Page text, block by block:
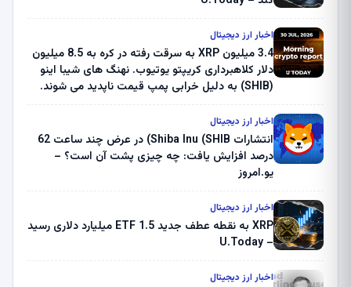
اخبار ارز دیجیتال
3.4 میلیون XRP به سرقت رفته در کره به 8.5 میلیون
دلار کلاهبرداری کریپتو یوتیوب. نهنگ های شیبا اینو
(SHIB) به دلیل خرابی پمپ قیمت ناپدید می شوند.
ثبت کرد – گزارش کریپتو صبح – U.Today
اخبار ارز دیجیتال
انتشارات Shiba Inu (SHIB) در عرض چند ساعت 62
درصد افزایش یافت: چه چیزی پشت آن است؟ –
یو.امروز
اخبار ارز دیجیتال
XRP به نقطه عطف جدید ETF 1.5 میلیارد دلاری رسید
– U.Today
اخبار ارز دیجیتال